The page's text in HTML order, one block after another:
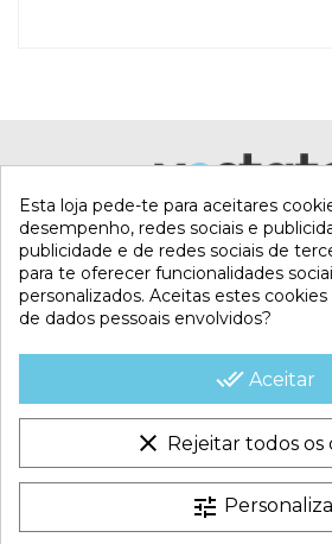
CONTACTA CON
CONDICIONES
Esta loja pede-te para aceitares
desempenho, redes sociais e
publicidade e de redes sociais de
para te oferecer funcionalidades
personalizados. Aceitas estes
de dados pessoais envolvidos?
done_all Aceitar
clear Rejeitar todos os
tune